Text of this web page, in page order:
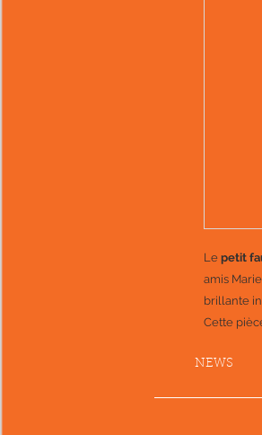
Le petit
amis
brillante
Cette
NEWS